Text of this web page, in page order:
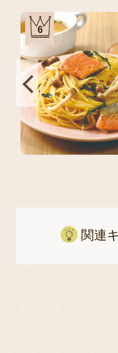
6
関連